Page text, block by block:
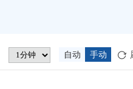
自动 手动 